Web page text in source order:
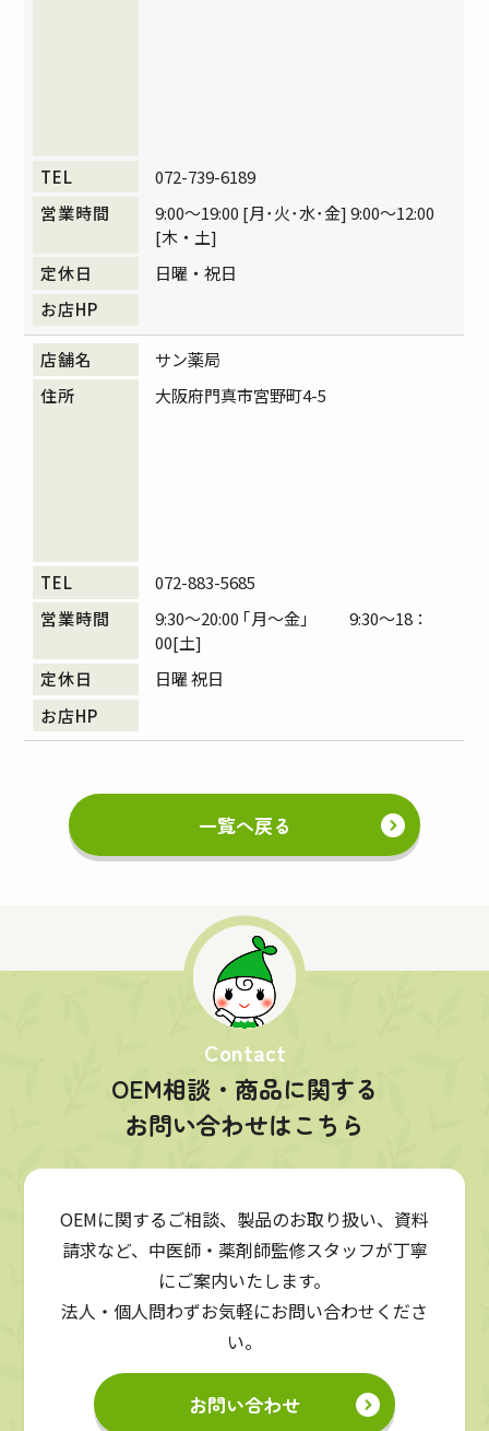
072-739-6189
9:00～19:00 [月･火･水･金] 9:00～12:00
[木・土]
日曜・祝日
サン薬局
大阪府門真市宮野町4-5
072-883-5685
9:30～20:00 ｢月～金」 9:30～18：
00[土]
日曜 祝日
一覧へ戻る
Contact
OEM相談・商品に関する
お問い合わせはこちら
OEMに関するご相談、製品のお取り扱い、資料
請求など、中医師・薬剤師監修スタッフが丁寧
にご案内いたします。
法人・個人問わずお気軽にお問い合わせくださ
い。
お問い合わせ